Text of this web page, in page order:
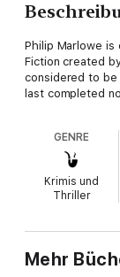
Philip Marlowe
Fiction created
considered to
last completed
GENRE
Krimis und
Thriller
Mehr